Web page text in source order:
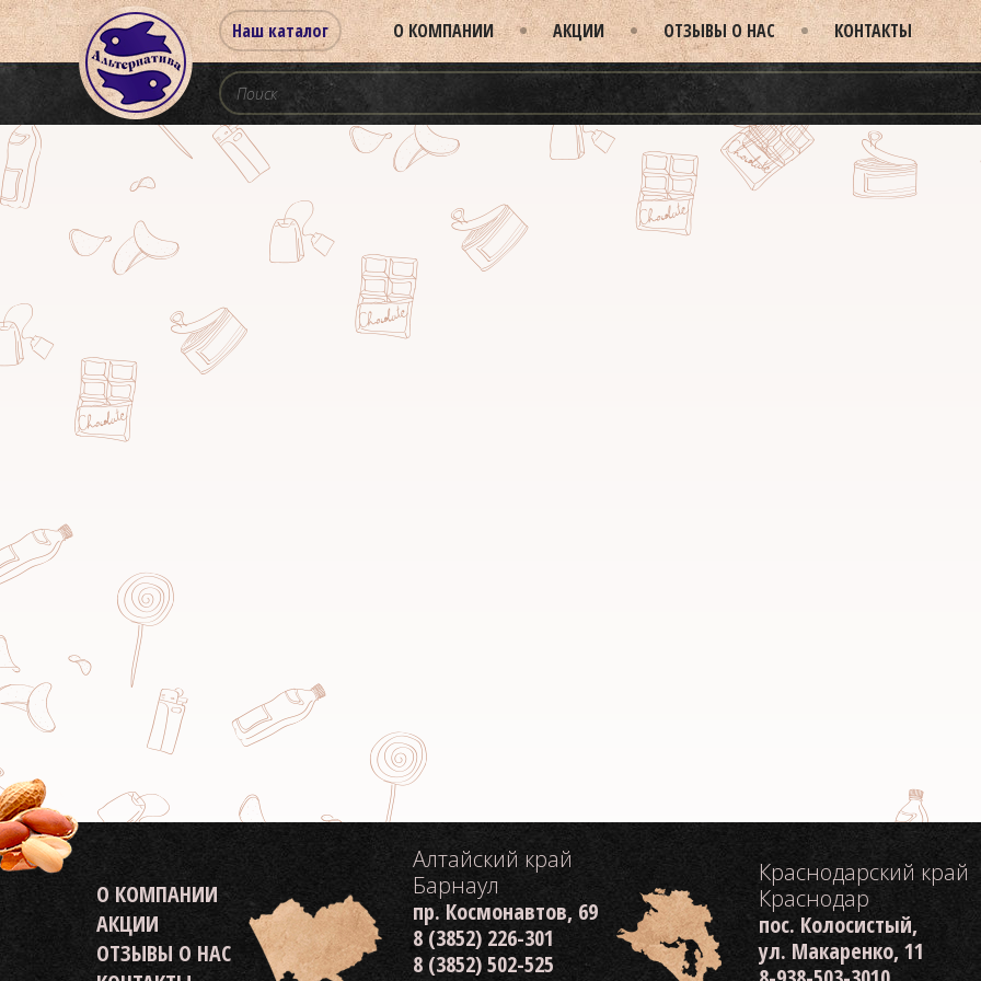
Наш каталог О КОМПАНИИ АКЦИИ ОТЗЫВЫ О НАС КОНТАКТЫ
О КОМПАНИИ
АКЦИИ
ОТЗЫВЫ О НАС
Алтайский край
Барнаул
пр. Космонавтов, 69
8 (3852) 226-301
8 (3852) 502-525
Краснодарский край
Краснодар
пос. Колосистый,
ул. Макаренко, 11